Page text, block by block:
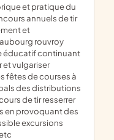
annuels de tir
et
rouvroy
éducatif continuant
et vulgariser
fêtes de courses à
des distributions
de tir resserrer
en provoquant des
excursions